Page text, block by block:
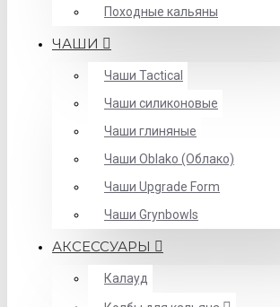
Походные кальяны
ЧАШИ
Чаши Tactical
Чаши силиконовые
Чаши глиняные
Чаши Oblako (Облако)
Чаши Upgrade Form
Чаши Grynbowls
АКСЕССУАРЫ
Калауд